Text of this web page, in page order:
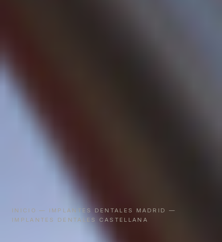
INICIO — IMPLANTES DENTALES MADRID
—
IMPLANTES DENTALES CASTELLANA